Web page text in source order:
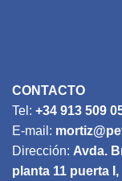
CONTACTO
Tel: +34 913 509
E-mail:
Dirección: Avda.
planta 11 puerta I,